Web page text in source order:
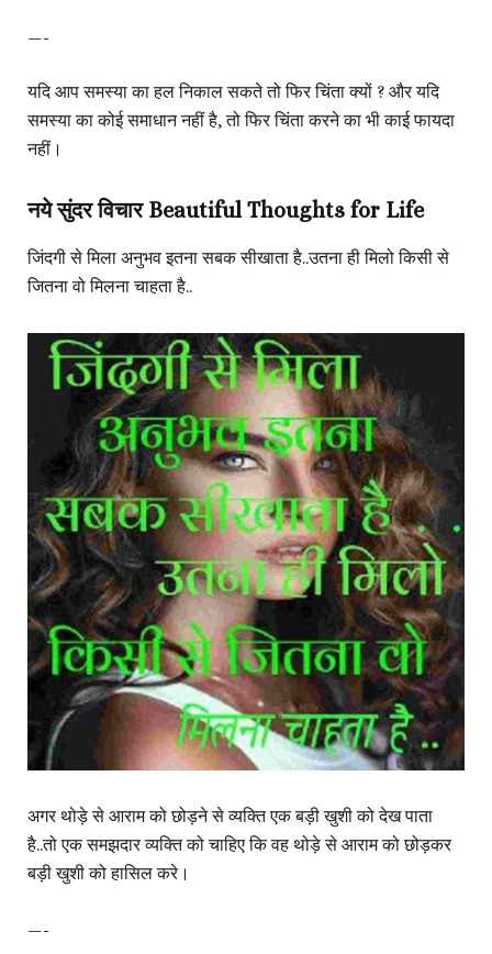
—-
यदि आप समस्या का हल निकाल सकते तो फिर चिंता क्यों ? और यदि
समस्या का कोई समाधान नहीं है, तो फिर चिंता करने का भी काई फायदा
नहीं।
नये सुंदर विचार Beautiful Thoughts for Life
जिंदगी से मिला अनुभव इतना सबक सीखाता है..उतना ही मिलो किसी से
जितना वो मिलना चाहता है..
अगर थोड़े से आराम को छोड़ने से व्यक्ति एक बड़ी खुशी को देख पाता
है..तो एक समझदार व्यक्ति को चाहिए कि वह थोड़े से आराम को छोड़कर
बड़ी खुशी को हासिल करे।
—-